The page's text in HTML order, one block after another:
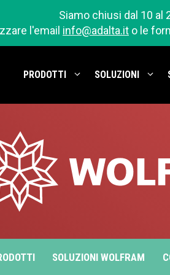
Siamo chiusi dal 10 al
l'email info@adalta.it o le
PRODOTTI SOLUZIONI
SOLUZIONI WOLFRAM